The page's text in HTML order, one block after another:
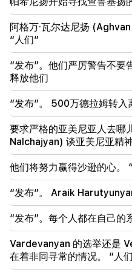
许多地址将在很长一段时
23:50
未来几天的天气怎么样？
23:01
埃里温发生的悲惨事件
22:50
反对派的处境并不令人羡
的煽动者（视频）
21:56
“重罪犯想要从医院买一
亲手为儿子制作甜甜圈（
21:19
塔斯社：美国特使未来10
20:57
影响者因政治广告将被罚
阿格万·瓦尔达尼扬
“人们”
“发布”。他们严厉警告不要
释放他们
“发布”。 500万德拉姆转入
要求严格的亚美尼亚人去哪
Nalchajyan) 谈亚美尼亚精
他们将努力赢得沙逊的心。
“发布”。 Araik
“发布”。每个人都在自己的
Vardevanyan 的选举还是
在着非同寻常的情况。 “人